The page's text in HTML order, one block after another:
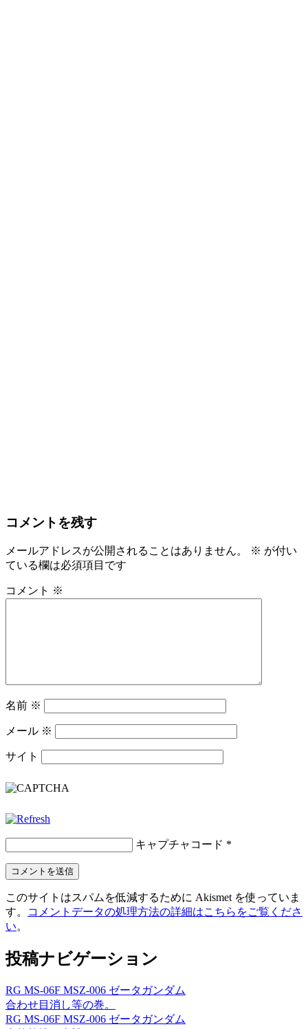
コメントを残す
メールアドレスが公開されることはありません。 ※ が付い
ている欄は必須項目です
コメント ※
名前 ※
メール ※
サイト
キャプチャコード *
このサイトはスパムを低減するために Akismet を使っていま
す。
コメントデータの処理方法の詳細はこちらをご覧くださ
い。
投稿ナビゲーション
RG MS-06F MSZ-006 ゼータガンダム
合わせ目消し等の巻。
RG MS-06F MSZ-006 ゼータガンダム